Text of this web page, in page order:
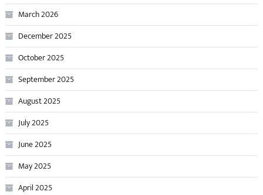
March 2026
December 2025
October 2025
September 2025
August 2025
July 2025
June 2025
May 2025
April 2025